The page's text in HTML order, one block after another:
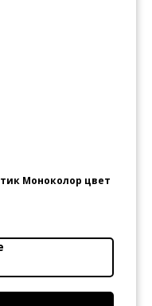
Моноколор цвет